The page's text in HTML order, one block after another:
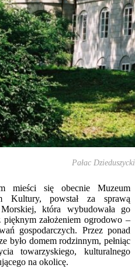
Pałac
mieści się obecnie Muzeum
Kultury, powstał za sprawą
która wybudowała go
założeniem ogrodowo –
gospodarczych. Przez ponad
było domem rodzinnym, pełniąc
towarzyskiego, kulturalnego
na okolicę.